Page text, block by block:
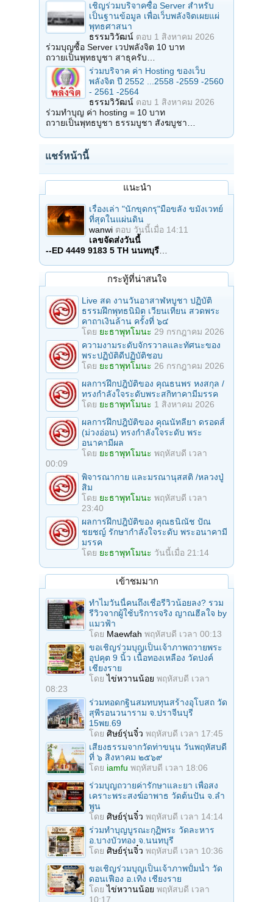
เชิญร่วมบริจาคซื้อ Server สำหรับ
เป็นฐานข้อมูล เพื่อเว็บพลังจิตเผยแผ่
พุทธศาสนา
ธรรมวิวัฒน์ ตอบ 1 สิงหาคม 2026
ร่วมบุญซื้อ Server เวปพลังจิต 10 บาท
ถวายเป็นพุทธบูชา สาธุครับ…
ร่วมบริจาค ค่า Hosting ของเว็บ
พลังจิต ปี 2552 ...2558 -2559 -2560
- 2561 -2564
ธรรมวิวัฒน์ ตอบ 1 สิงหาคม 2026
ร่วมทำบุญ ค่า hosting = 10 บาท
ถวายเป็นพุทธบูชา ธรรมบูชา สังฆบูชา…
แชร์หน้านี้
แนะนำ
เรื่องเล่า "นักขุดกรุ"มือขลัง ขมังเวทย์
ที่สุดในแผ่นดิน
wanwi ตอบ วันนี้เมื่อ 14:11
เลขจัดส่งวันนี้
--ED 4449 9183 5 TH นนทบุรี
กระทู้ที่น่าสนใจ
Live สด งานวันอาสาฬหบูชา ปฏิบัติ
ธรรมฝึกพุทธนิมิต เวียนเทียน สวดพระ
คาถาเงินล้าน ครั้งที่ ๖๔
โดย ยะธาพุทโมนะ 29 กรกฎาคม 2026
ความงามระดับจักรวาลและทัศนะของ
พระปฏิบัติดีปฏิบัติชอบ
โดย ยะธาพุทโมนะ 26 กรกฎาคม 2026
ผลการฝึกปฎิบัติของ คุณธนพร หงสกุล /
ทรงกำลังใจระดับพระสกิทาคามีมรรค
โดย ยะธาพุทโมนะ 1 สิงหาคม 2026
ผลการฝึกปฎิบัติของ คุณนัทลียา ดรอดส์
(ม่วงอ่อน) ทรงกำลังใจระดับ พระ
อนาคามีผล
โดย ยะธาพุทโมนะ พฤหัสบดี เวลา
00:09
พิจารณากาย และมรณานุสสติ /หลวงปู่
สิม
โดย ยะธาพุทโมนะ พฤหัสบดี เวลา
23:40
ผลการฝึกปฎิบัติของ คุณธนิณัช ปัณ
ชยชญ์ รักษากำลังใจระดับ พระอนาคามี
มรรค
โดย ยะธาพุทโมนะ วันนี้เมื่อ 21:14
เข้าชมมาก
ทำไมวันนี้คนถึงเชื่อรีวิวน้อยลง? รวม
รีวิวจากผู้ใช้บริการจริง ญาณฮีลใจ by
แมวฟ้า
โดย Maewfah พฤหัสบดี เวลา 00:13
ขอเชิญร่วมบุญเป็นเจ้าภาพถวายพระ
อุปคุต 9 นิ้ว เนื้อทองเหลือง วัดปงค์
เชียงราย
โดยไข่หวานน้อย พฤหัสบดี เวลา
08:23
ร่วมทอดกฐินสมทบทุนสร้างอุโบสถ วัด
สุพีรอนวนาราม จ.ปราจีนบุรี
15พย.69
โดย ศิษย์รุ่นจิ๋ว พฤหัสบดี เวลา 17:45
เสียงธรรมจากวัดท่าขนุน วันพฤหัสบดี
ที่ ๖ สิงหาคม ๒๕๖๙
โดย iamfu พฤหัสบดี เวลา 18:06
ร่วมบุญถวายค่ารักษาและยา เพื่อสง
เคราะพระสงฆ์อาพาธ วัดต้นปัน จ.ลํา
พูน
โดย ศิษย์รุ่นจิ๋ว พฤหัสบดี เวลา 14:14
ร่วมทําบุญบูรณะกุฏิพระ วัดละหาร
อ.บางบัวทอง จ.นนทบุรี
โดย ศิษย์รุ่นจิ๋ว พฤหัสบดี เวลา 10:36
ขอเชิญร่วมบุญเป็นเจ้าภาพปั้มน้ำ วัด
ดอนเฟือง อ.เทิง เชียงราย
โดยไข่หวานน้อย พฤหัสบดี เวลา
10:17